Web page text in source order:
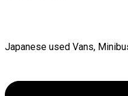
Japanese used Vans,